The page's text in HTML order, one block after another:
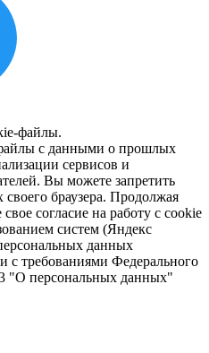
файлы.
с данными о прошлых
сервисов и
Вы можете запретить
своего браузера. Продолжая
согласие на работу с cookie
систем (Яндекс
данных
с требованиями Федерального
"О персональных данных"